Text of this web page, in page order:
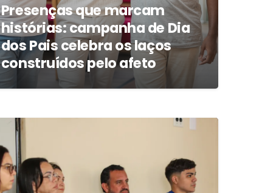
Presenças que marcam
histórias: campanha de Dia
dos Pais celebra os laços
construídos pelo afeto